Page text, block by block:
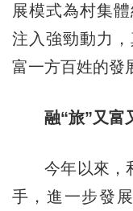
展模式為村集
注入強勁動力
富一方百姓的發
融“旅”又富
今年以來，和
手，進一步發